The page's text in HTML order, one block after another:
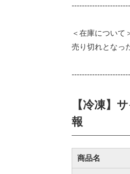
＜在庫について
売り切れとなっ
【冷凍】
報
商品名